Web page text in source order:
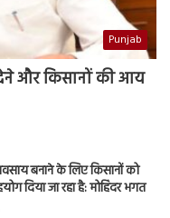
Punjab
और किसानों की आय
बनाने के लिए किसानों को
दिया जा रहा है: मोहिंदर भगत